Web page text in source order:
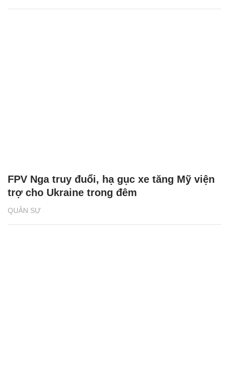
QUÂN SỰ
FPV Nga truy đuổi, hạ gục xe tăng Mỹ viện
trợ cho Ukraine trong đêm